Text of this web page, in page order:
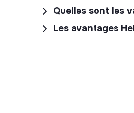
Quelles sont les
Les avantages